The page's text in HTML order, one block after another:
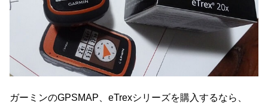
ガーミンのGPSMAP、eTrexシリーズを購入するなら、